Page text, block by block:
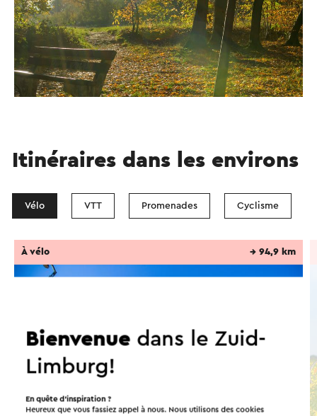
Itinéraires dans les environs
Vélo VTT Promenades Cyclisme
À vélo → 94,9 km
Bienvenuedans le Zuid-
Limburg!
En quête d’inspiration ?
Heureux que vous fassiez appel à nous. Nous utilisons des cookies